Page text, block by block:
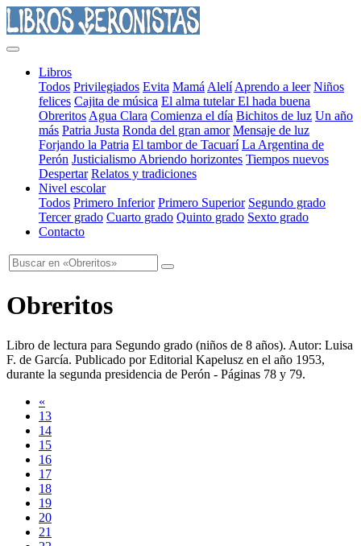
Libros
Todos Privilegiados Evita Mamá Alelí Aprendo a leer Niños
felices Cajita de música El alma tutelarEl hada buena
Obreritos Agua Clara Comienza el día Bichitos de luz Un año
más Patria Justa Ronda del gran amor Mensaje de luz
Forjando la Patria El tambor de Tacuarí La Argentina de
Perón Justicialismo Abriendo horizontes Tiempos nuevos
Despertar Relatos y tradiciones
Nivel escolar
Todos Primero Inferior Primero Superior Segundo grado
Tercer grado Cuarto grado Quinto grado Sexto grado
Contacto
Obreritos
Libro de lectura para Segundo grado (niños de 8 años). Autor: Luisa
F. de García. Publicado porEditorial Kapelusz en el año 1953,
durante la segunda presidencia de Perón - Páginas 78 y 79.
«
13
14
15
16
17
18
19
20
21